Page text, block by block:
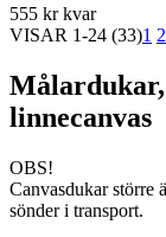
555 kr kvar
VISAR 1-24 (33)1 2
Målardukar,
linnecanvas
OBS!
Canvasdukar större
sönder i transport.